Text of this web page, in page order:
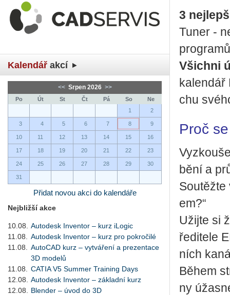
Kalendář akcí
<< Srpen 2026 >>
Po Út St Čt Pá So
Ne
1
2
3 4 5 6 7 8 9
10 11 12 13 14 15 16
17 18 19 20 21 22 23
24 25 26 27 28 29 30
31
Přidat novou akci do kalendáře
Nejbližší akce
10.08.
Autodesk Inventor – kurz iLogic
11.08.
Autodesk Inventor – kurz pro pokročilé
11.08.
AutoCAD kurz – vytváření a prezentace
3D modelů
11.08.
CATIA V5 Summer Training Days
12.08.
Autodesk Inventor – základní kurz
12.08.
Blender – úvod do 3D
3
Tuner -
Všich­ni
ka­len­dář
chu
Proč
bě­ní a
em?“
Užij­te si
ře­di­te­le
ních
Během
ny